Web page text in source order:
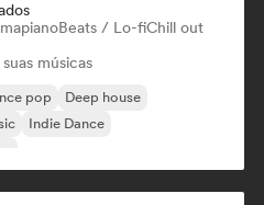
Beats / Lo-fiChill out
músicas
pop
Deep house
Indie Dance